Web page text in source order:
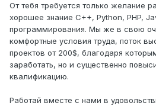
От тебя требуется только желание
хорошее знание C++, Python, PHP,
программирования. Мы же в свою
комфортные условия труда, поток
проектов от 200$, благодаря
заработать, но и существенно
квалификацию.
Работай вместе с нами в